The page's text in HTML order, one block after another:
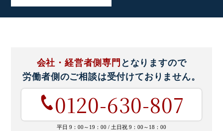
会社・経営者側専門 となりますので
労働者側のご相談は受付けておりません。
0120-630-807
平日 9：00～19：00 / 土日祝 9：00～18：00